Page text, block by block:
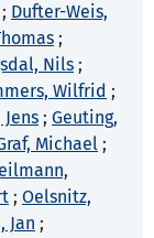
; Dufter-Weis,
;
Nils ;
Wilfrid ;
; Geuting,
Michael ;
; Oelsnitz,
Jan ;